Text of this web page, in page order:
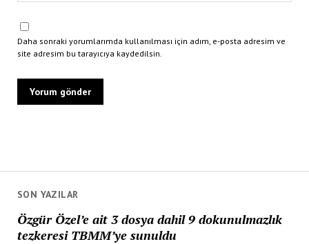
SON YAZILAR
Özgür Özel’e ait 3 dosya dahil 9 dokunulmazlık
tezkeresi TBMM’ye sunuldu
Daha sonraki yorumlarımda kullanılması için adım, e-posta adresim ve
site adresim bu tarayıcıya kaydedilsin.